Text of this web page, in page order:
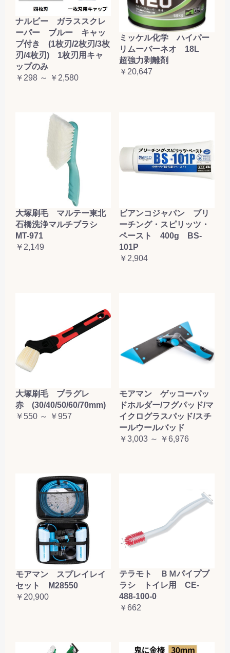
ナルビー ガラススクレ
ーパー ブルー キャッ
プ付き (1枚刃/2枚刃/3枚
刃/4枚刃) 1枚刃用キャ
ップのみ
￥298 ～ ￥2,580
ミッケル化学 ハイパー
リムーバーネオ 18L
超強力剥離剤
￥20,647
大塚刷毛 マルテー東北
石橋洗浄マルチブラシ
MT-971
￥2,149
ビアンコジャパン ブリ
ーチング・スピリッツ・
ペースト 400g BS-
101P
￥2,904
大塚刷毛 プラグレ
赤 (30/40/50/60/70mm)
￥550 ～ ￥957
モアマン ゲッコーパッ
ドホルダー/フグパッド/マ
イクログラスパッド/スチ
ールウールバッド
￥3,003 ～ ￥6,976
モアマン スプレイレイ
セット M28550
￥20,900
テラモト ＢＭパイプブ
ラシ トイレ用 CE-
488-100-0
￥662